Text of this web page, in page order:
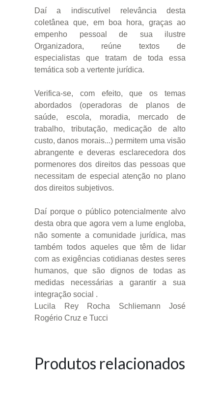
Daí a indiscutível relevância desta
coletânea que, em boa hora, graças ao
empenho pessoal de sua ilustre
Organizadora, reúne textos de
especialistas que tratam de toda essa
temática sob a vertente jurídica.
Verifica-se, com efeito, que os temas
abordados (operadoras de planos de
saúde, escola, moradia, mercado de
trabalho, tributação, medicação de alto
custo, danos morais...) permitem uma visão
abrangente e deveras esclarecedora dos
pormenores dos direitos das pessoas que
necessitam de especial atenção no plano
dos direitos subjetivos.
Daí porque o público potencialmente alvo
desta obra que agora vem a lume engloba,
não somente a comunidade jurídica, mas
também todos aqueles que têm de lidar
com as exigências cotidianas destes seres
humanos, que são dignos de todas as
medidas necessárias a garantir a sua
integração social .
Lucila Rey Rocha Schliemann José
Rogério Cruz e Tucci
Produtos relacionados